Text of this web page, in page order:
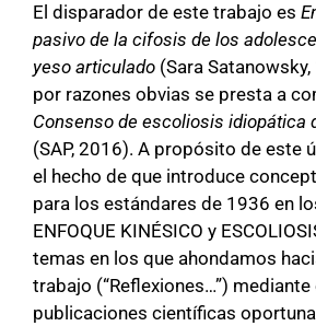
El disparador de este trabajo es
pasivo de la cifosis de los
yeso articulado (Sara Satanowsky,
por razones obvias se presta a
Consenso de escoliosis idiopática
(SAP, 2016). A propósito de este
el hecho de que introduce
para los estándares de 1936 en
ENFOQUE KINÉSICO y
temas en los que ahondamos
trabajo (“Reflexiones…”)
publicaciones científicas